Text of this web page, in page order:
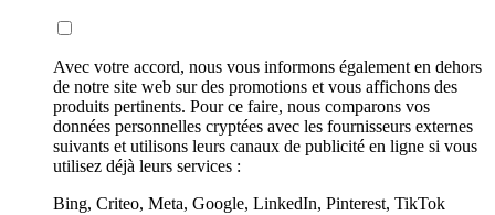
Avec votre accord, nous vous informons également en dehors
de notre site web sur des promotions et vous affichons des
produits pertinents. Pour ce faire, nous comparons vos
données personnelles cryptées avec les fournisseurs externes
suivants et utilisons leurs canaux de publicité en ligne si vous
utilisez déjà leurs services :
Bing, Criteo, Meta, Google, LinkedIn, Pinterest, TikTok